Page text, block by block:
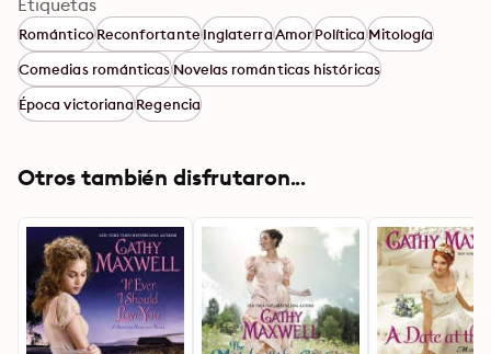
Etiquetas
RománticoReconfortanteInglaterraAmorPolíticaMitología
Comedias románticasNovelas románticas históricas
Época victorianaRegencia
Otros también disfrutaron...